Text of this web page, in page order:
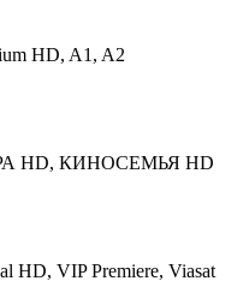
HD, A1, A2
HD, КИНОСЕМЬЯ HD
HD, VIP Premiere, Viasat